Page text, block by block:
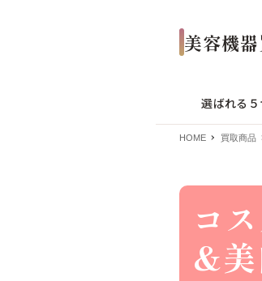
選ばれる
HOME 買取商品
コ
&美